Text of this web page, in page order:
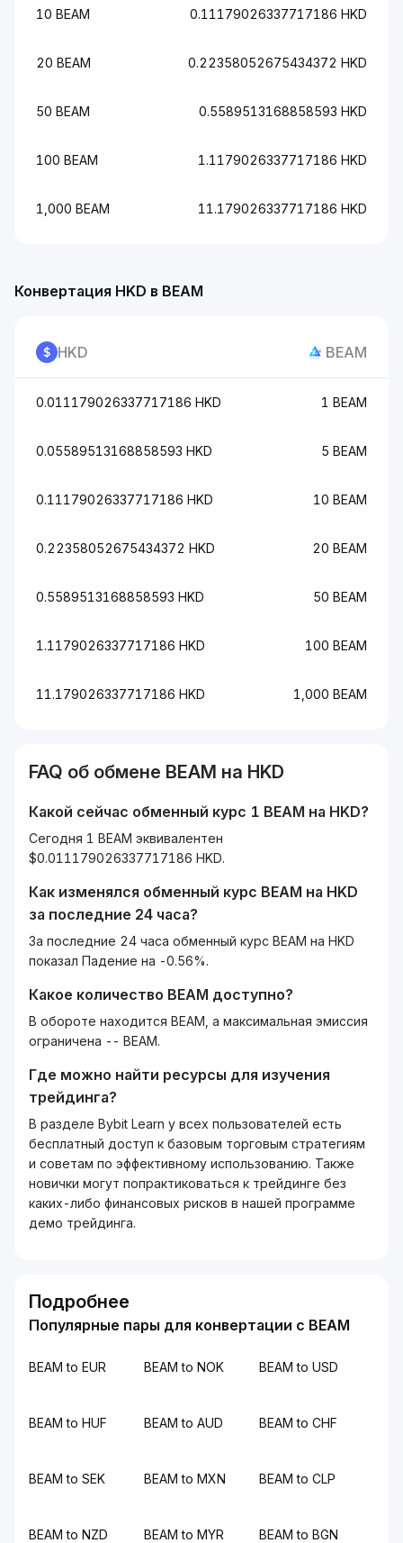
10 BEAM 0.11179026337717186 HKD
20 BEAM 0.22358052675434372 HKD
50 BEAM 0.5589513168858593 HKD
100 BEAM 1.1179026337717186 HKD
1,000 BEAM 11.179026337717186 HKD
Конвертация HKD в BEAM
HKD BEAM
0.011179026337717186 HKD 1 BEAM
0.05589513168858593 HKD 5 BEAM
0.11179026337717186 HKD 10 BEAM
0.22358052675434372 HKD 20 BEAM
0.5589513168858593 HKD 50 BEAM
1.1179026337717186 HKD 100 BEAM
11.179026337717186 HKD 1,000 BEAM
FAQ об обмене BEAM на HKD
Какой сейчас обменный курс 1 BEAM на HKD?
Сегодня 1 BEAM эквивалентен
$0.011179026337717186 HKD.
Как изменялся обменный курс BEAM на HKD
за последние 24 часа?
За последние 24 часа обменный курс BEAM на HKD
показал Падение на -0.56%.
Какое количество BEAM доступно?
В обороте находится BEAM, а максимальная эмиссия
ограничена -- BEAM.
Где можно найти ресурсы для изучения
трейдинга?
В разделе Bybit Learn у всех пользователей есть
бесплатный доступ к базовым торговым стратегиям
и советам по эффективному использованию. Также
новички могут попрактиковаться к трейдинге без
каких-либо финансовых рисков в нашей программе
демо трейдинга.
Подробнее
Популярные пары для конвертации с BEAM
BEAM to EUR BEAM to NOK BEAM to USD
BEAM to HUF BEAM to AUD BEAM to CHF
BEAM to SEK BEAM to MXN BEAM to CLP
BEAM to NZD BEAM to MYR BEAM to BGN